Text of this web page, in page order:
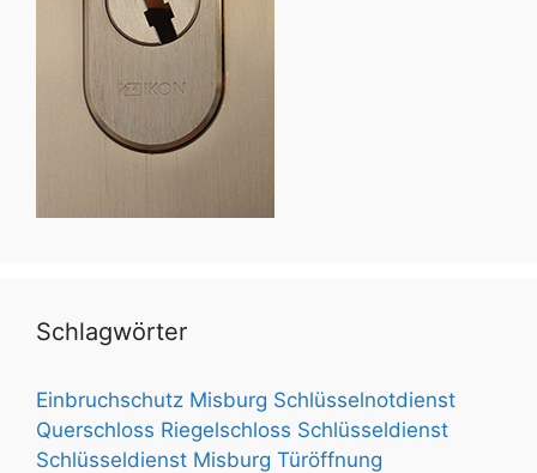
Schlagwörter
Einbruchschutz Misburg Schlüsselnotdienst
Querschloss Riegelschloss Schlüsseldienst
Schlüsseldienst Misburg Türöffnung